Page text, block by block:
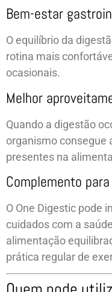
Bem-estar
O equilíbrio da
rotina mais
ocasionais.
Melhor
Quando a digestão
organismo consegue
presentes na
Complemento
O One Digestic pode
cuidados com a
alimentação
prática regular de